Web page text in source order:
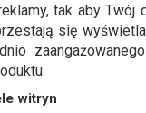
tak aby Twój
się
witryn